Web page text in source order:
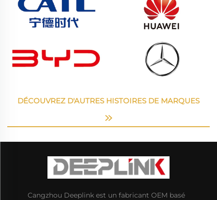
DÉCOUVREZ D'AUTRES HISTOIRES DE MARQUES
Cangzhou Deeplink est un fabricant OEM basé